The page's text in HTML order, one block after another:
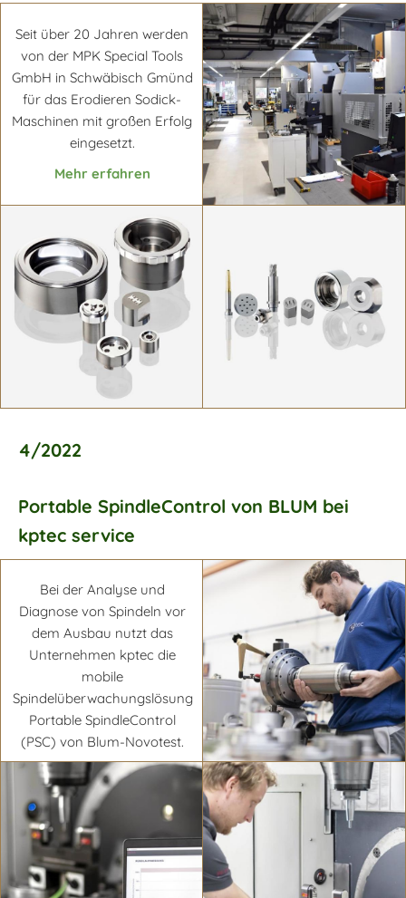
Mehr erfahren
Mehr erfahren
Seit über 20 Jahren werden
von der MPK Special Tools
GmbH in Schwäbisch Gmünd
für das Erodieren Sodick-
Maschinen mit großen Erfolg
eingesetzt.
Mehr erfahren
Mehr erfahren
Mehr erfahren Mehr erfahren
4/2022
Portable SpindleControl von BLUM bei
kptec service
Bei der Analyse und
Diagnose von Spindeln vor
dem Ausbau nutzt das
Unternehmen kptec die
mobile
Spindelüberwachungslösung
Portable SpindleControl
(PSC) von Blum-Novotest.
Mehr erfahren
Mehr erfahren